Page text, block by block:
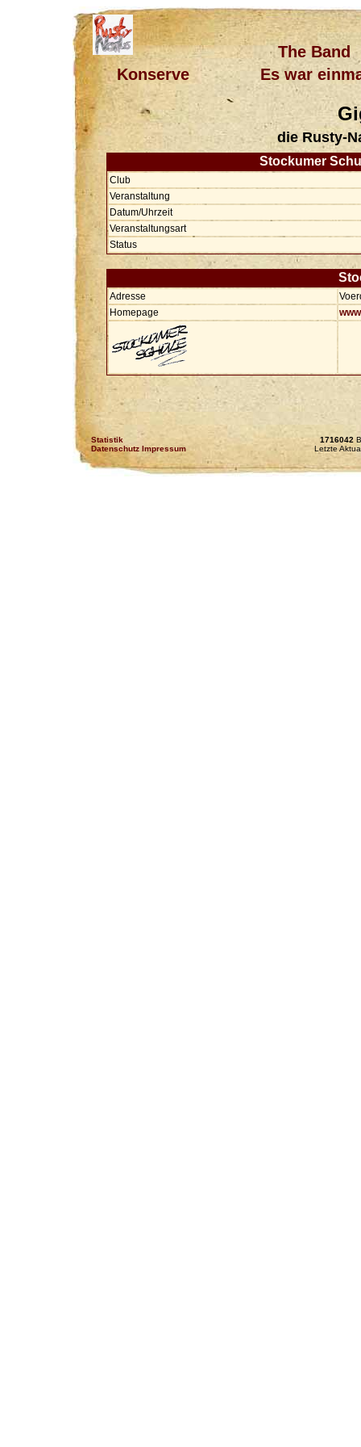
The Band
Konserve
Es war
die Rusty-
Stockumer
Club
Veranstaltung
Datum/Uhrzeit
Veranstaltungsart
Status
Adresse
Homepage
Statistik
Datenschutz Impressum
1716042
Letzte